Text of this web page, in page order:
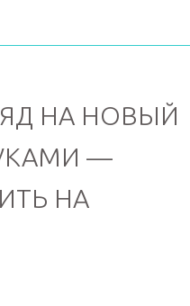
НА НОВЫЙ
—
НА